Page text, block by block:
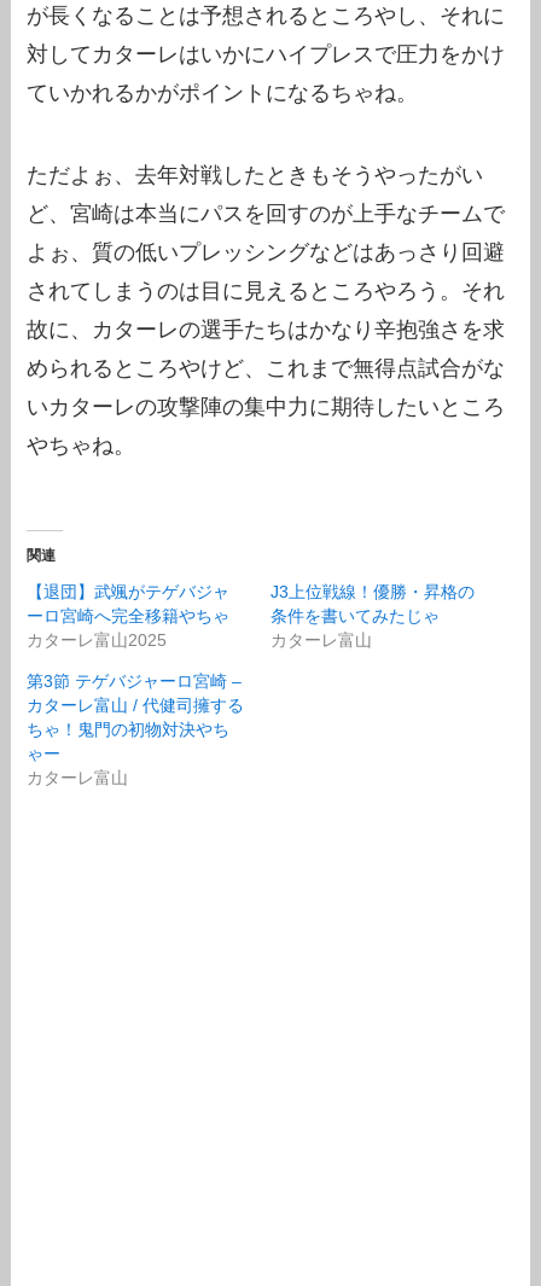
が長くなることは予想されるところやし、それに
対してカターレはいかにハイプレスで圧力をかけ
ていかれるかがポイントになるちゃね。
ただよぉ、去年対戦したときもそうやったがい
ど、宮崎は本当にパスを回すのが上手なチームで
よぉ、質の低いプレッシングなどはあっさり回避
されてしまうのは目に見えるところやろう。それ
故に、カターレの選手たちはかなり辛抱強さを求
められるところやけど、これまで無得点試合がな
いカターレの攻撃陣の集中力に期待したいところ
やちゃね。
関連
【退団】武颯がテゲバジャ
ーロ宮崎へ完全移籍やちゃ
カターレ富山2025
J3上位戦線！優勝・昇格の
条件を書いてみたじゃ
カターレ富山
第3節 テゲバジャーロ宮崎 –
カターレ富山 / 代健司擁する
ちゃ！鬼門の初物対決やち
ゃー
カターレ富山